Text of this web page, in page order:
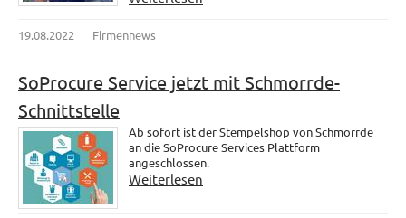
19.08.2022 Firmennews
SoProcure Service jetzt mit Schmorrde-
Schnittstelle
Ab sofort ist der Stempelshop von Schmorrde
an die SoProcure Services Plattform
angeschlossen.
Weiterlesen